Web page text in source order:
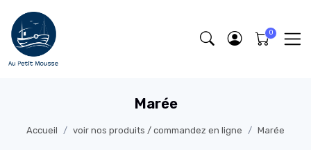
Marée
Accueil voir nos produits / commandez en ligne Marée